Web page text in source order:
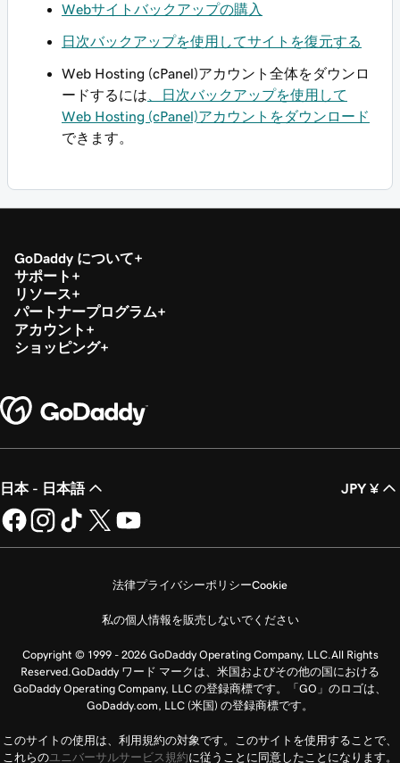
Webサイトバックアップの購入
日次バックアップを使用してサイトを復元する
Web Hosting (cPanel)アカウント全体をダウンロ
ードするには 、日次バックアップを使用して
Web Hosting (cPanel)アカウントをダウンロード
できます。
GoDaddy について
サポート
リソース
パートナープログラム
アカウント
ショッピング
日本 - 日本語 JPY ¥
法律プライバシーポリシーCookie
私の個人情報を販売しないでください
Copyright © 1999 - 2026 GoDaddy Operating Company, LLC.All Rights
Reserved.GoDaddy ワード マークは、米国およびその他の国における
GoDaddy Operating Company, LLC の登録商標です。「GO」のロゴは、
GoDaddy.com, LLC (米国) の登録商標です。
このサイトの使用は、利用規約の対象です。このサイトを使用することで、
これらのユニバーサルサービス規約に従うことに同意したことになります。